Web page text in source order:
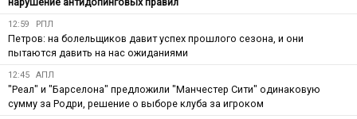
12:59 РПЛ
Петров: на болельщиков давит успех прошлого сезона, и они
пытаются давить на нас ожиданиями
12:45 АПЛ
"Реал" и "Барселона" предложили "Манчестер Сити" одинаковую
сумму за Родри, решение о выборе клуба за игроком